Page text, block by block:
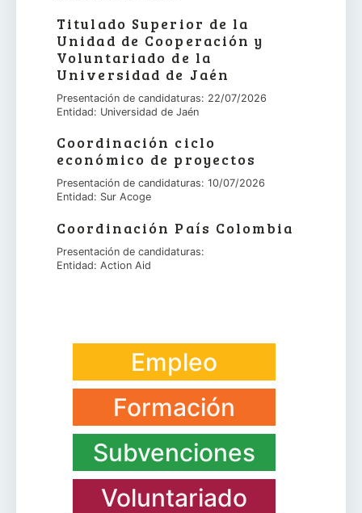
Titulado Superior de la
Unidad de Cooperación y
Voluntariado de la
Universidad de Jaén
Presentación de candidaturas: 22/07/2026
Entidad: Universidad de Jaén
Coordinación ciclo
económico de proyectos
Presentación de candidaturas: 10/07/2026
Entidad: Sur Acoge
Coordinación País Colombia
Presentación de candidaturas:
Entidad: Action Aid
Empleo
Formación
Subvenciones
Voluntariado